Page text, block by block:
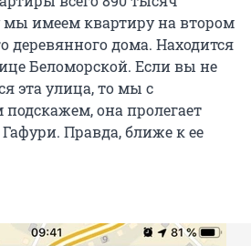
мы имеем квартиру на втором
деревянного дома. Находится
Беломорской. Если вы не
эта улица, то мы с
она пролегает
Правда, ближе к ее